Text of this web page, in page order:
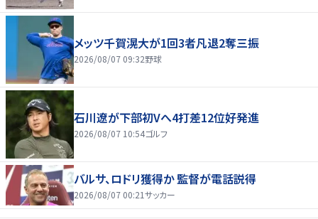
メッツ千賀滉大が1回3者凡退2奪三振
2026/08/07 09:32野球
石川遼が下部初Vへ4打差12位好発進
2026/08/07 10:54ゴルフ
バルサ、ロドリ獲得か 監督が電話説得
2026/08/07 00:21サッカー